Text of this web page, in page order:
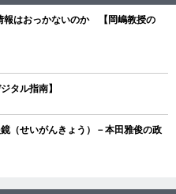
報はおっかないのか 【岡嶋教授の
タル指南】
（せいがんきょう）－本田雅俊の政